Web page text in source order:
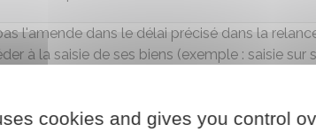
l'amende dans le délai précisé dans la
à la saisie de ses biens (exemple : saisie sur
de :
décision est devenue définitive, si l'amende
cookies and gives you control